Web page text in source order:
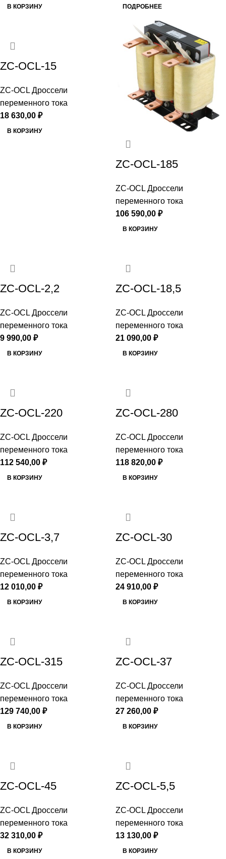
В КОРЗИНУ ПОДРОБНЕЕ
ZC-OCL-15
ZC-OCL Дроссели
переменного тока
18 630,00 ₽
В КОРЗИНУ
ZC-OCL-185
ZC-OCL Дроссели
переменного тока
106 590,00 ₽
В КОРЗИНУ
ZC-OCL-2,2
ZC-OCL Дроссели
переменного тока
9 990,00 ₽
В КОРЗИНУ
ZC-OCL-18,5
ZC-OCL Дроссели
переменного тока
21 090,00 ₽
В КОРЗИНУ
ZC-OCL-220
ZC-OCL Дроссели
переменного тока
112 540,00 ₽
В КОРЗИНУ
ZC-OCL-280
ZC-OCL Дроссели
переменного тока
118 820,00 ₽
В КОРЗИНУ
ZC-OCL-3,7
ZC-OCL Дроссели
переменного тока
12 010,00 ₽
В КОРЗИНУ
ZC-OCL-30
ZC-OCL Дроссели
переменного тока
24 910,00 ₽
В КОРЗИНУ
ZC-OCL-315
ZC-OCL Дроссели
переменного тока
129 740,00 ₽
В КОРЗИНУ
ZC-OCL-37
ZC-OCL Дроссели
переменного тока
27 260,00 ₽
В КОРЗИНУ
ZC-OCL-45
ZC-OCL Дроссели
переменного тока
32 310,00 ₽
В КОРЗИНУ
ZC-OCL-5,5
ZC-OCL Дроссели
переменного тока
13 130,00 ₽
В КОРЗИНУ